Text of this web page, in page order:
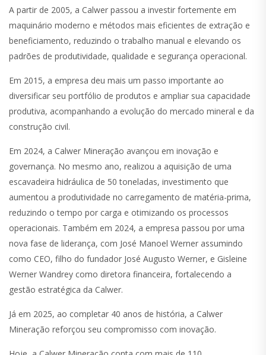
A partir de 2005, a Calwer passou a investir fortemente em
maquinário moderno e métodos mais eficientes de extração e
beneficiamento, reduzindo o trabalho manual e elevando os
padrões de produtividade, qualidade e segurança operacional.
Em 2015, a empresa deu mais um passo importante ao
diversificar seu portfólio de produtos e ampliar sua capacidade
produtiva, acompanhando a evolução do mercado mineral e da
construção civil.
Em 2024, a Calwer Mineração avançou em inovação e
governança. No mesmo ano, realizou a aquisição de uma
escavadeira hidráulica de 50 toneladas, investimento que
aumentou a produtividade no carregamento de matéria-prima,
reduzindo o tempo por carga e otimizando os processos
operacionais. Também em 2024, a empresa passou por uma
nova fase de liderança, com José Manoel Werner assumindo
como CEO, filho do fundador José Augusto Werner, e Gisleine
Werner Wandrey como diretora financeira, fortalecendo a
gestão estratégica da Calwer.
Já em 2025, ao completar 40 anos de história, a Calwer
Mineração reforçou seu compromisso com inovação.